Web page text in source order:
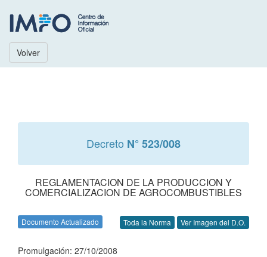
Volver
Decreto N° 523/008
REGLAMENTACION DE LA PRODUCCION Y
COMERCIALIZACION DE AGROCOMBUSTIBLES
Documento Actualizado Toda la Norma Ver Imagen del D.O.
Promulgación: 27/10/2008